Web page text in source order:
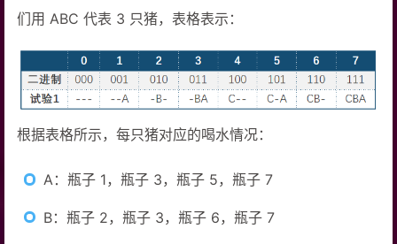
们用 ABC 代表 3 只猪，表格表示：
根据表格所示，每只猪对应的喝水情况：
A：瓶子 1，瓶子 3，瓶子 5，瓶子 7
B：瓶子 2，瓶子 3，瓶子 6，瓶子 7